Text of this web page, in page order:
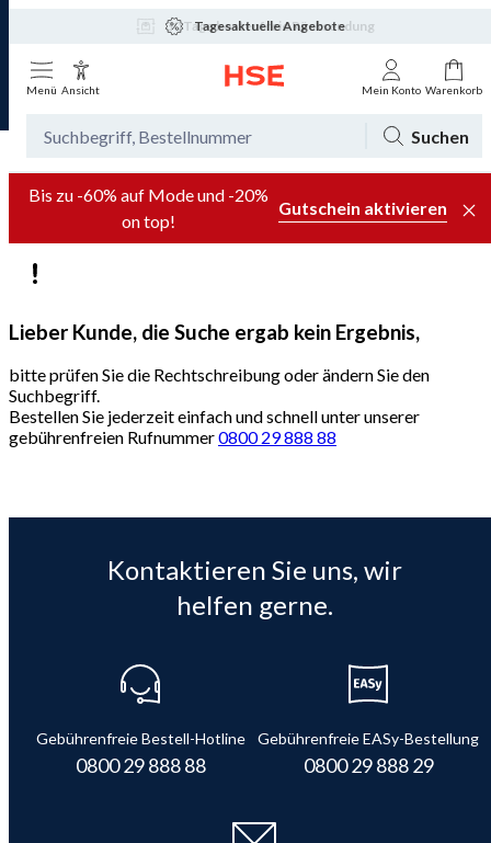
Tagesaktuelle Angebote
Menü Ansicht Mein Konto Warenkorb
Suchen
Bis zu -60% auf Mode und -20%
on top!
Gutschein aktivieren
Lieber Kunde, die Suche ergab kein Ergebnis,
bitte prüfen Sie die Rechtschreibung oder ändern Sie den
Suchbegriff.
Bestellen Sie jederzeit einfach und schnell unter unserer
gebührenfreien Rufnummer0800 29 888 88
Kontaktieren Sie uns, wir
helfen gerne.
Gebührenfreie Bestell-Hotline
0800 29 888 88
Gebührenfreie EASy-Bestellung
0800 29 888 29